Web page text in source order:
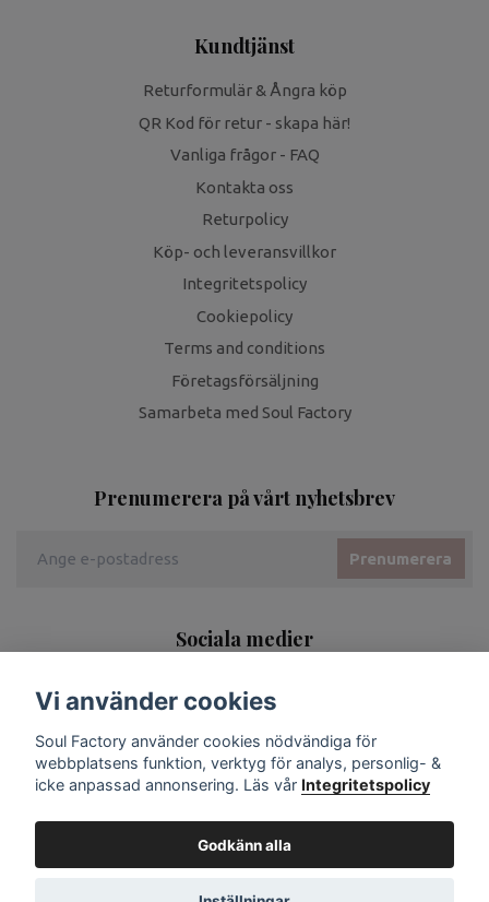
Kundtjänst
Returformulär & Ångra köp
QR Kod för retur - skapa här!
Vanliga frågor - FAQ
Kontakta oss
Returpolicy
Köp- och leveransvillkor
Integritetspolicy
Cookiepolicy
Terms and conditions
Företagsförsäljning
Samarbeta med Soul Factory
Prenumerera på vårt nyhetsbrev
Prenumerera
Sociala medier
Vi använder cookies
Soul Factory använder cookies nödvändiga för
webbplatsens funktion, verktyg för analys, personlig- &
icke anpassad annonsering. Läs vår Integritetspolicy
Godkänn alla